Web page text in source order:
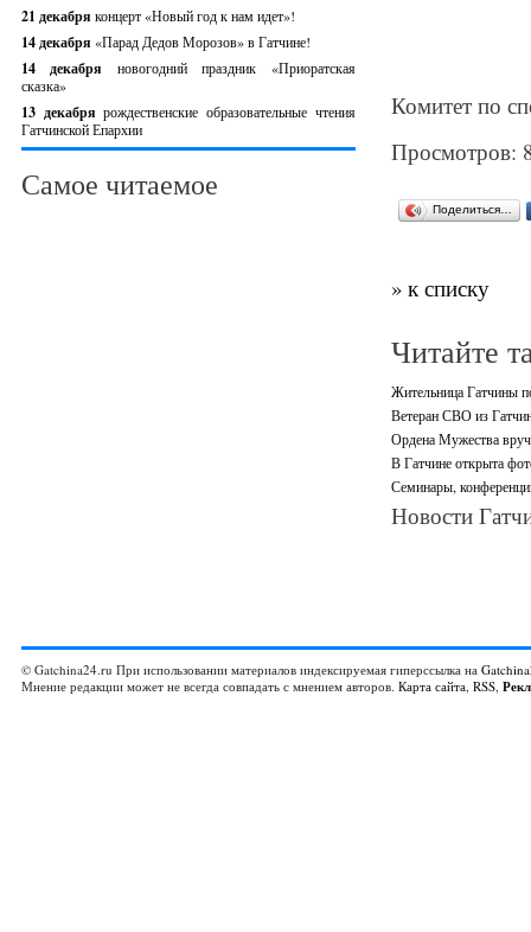
21 декабря концерт «Новый год к нам идет»!
14 декабря «Парад Дедов Морозов» в Гатчине!
14 декабря новогодний праздник «Приоратская
сказка»
13 декабрярождественские образовательные чтения
Гатчинской Епархии
Самое читаемое
Комитет по
Просмотров:
Поделиться…
» к списку
Читайте
Жительница Гатчины
Ветеран СВО из
Ордена Мужества
В Гатчине открыта
Семинары,
Новости
© Gatchina24.ru При использовании материалов индексируемая гиперссылка на
Мнение редакции может не всегда совпадать с мнением авторов. Карта сайта, RSS,